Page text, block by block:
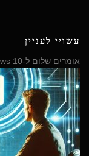
עשויי לעניין
אומרים שלום ל-Windows 10: הגיע הזמן להתקדם!